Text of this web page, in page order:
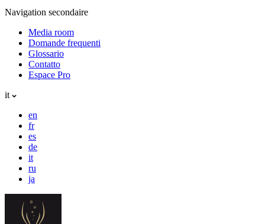
Navigation secondaire
Media room
Domande frequenti
Glossario
Contatto
Espace Pro
it
en
fr
es
de
it
ru
ja